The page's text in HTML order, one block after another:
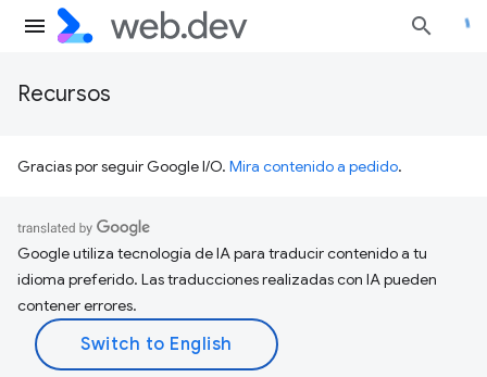
Recursos
Gracias por seguir Google I/O. Mira contenido a pedido.
Google utiliza tecnología de IA para traducir contenido a tu
idioma preferido. Las traducciones realizadas con IA pueden
contener errores.